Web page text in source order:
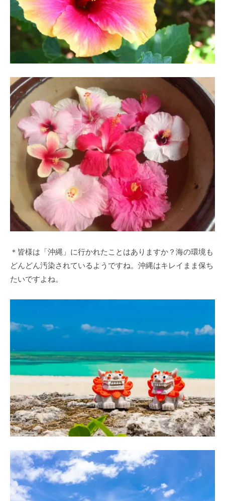
＊皆様は「沖縄」に行かれたことはありますか？海の環境も
どんどん汚染されているようですね。沖縄はキレイまま保ち
たいですよね。